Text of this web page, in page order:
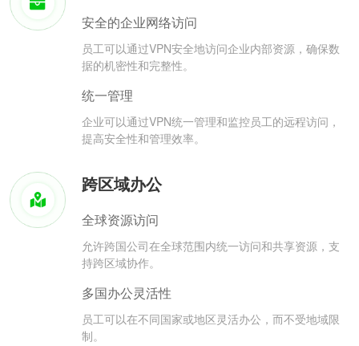
安全的企业网络访问
员工可以通过VPN安全地访问企业内部资源，确保数
据的机密性和完整性。
统一管理
企业可以通过VPN统一管理和监控员工的远程访问，
提高安全性和管理效率。
跨区域办公
全球资源访问
允许跨国公司在全球范围内统一访问和共享资源，支
持跨区域协作。
多国办公灵活性
员工可以在不同国家或地区灵活办公，而不受地域限
制。